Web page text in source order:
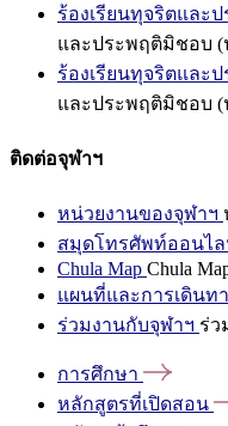
ร้องเรียนทุจริตและ
และประพฤติมิชอบ (
ร้องเรียนทุจริตและ
และประพฤติมิชอบ (
ติดต่อจุฬาฯ
หน่วยงานของจุฬาฯ
สมุดโทรศัพท์ออนไ
Chula Map Chula
แผนที่และการเดินท
ร่วมงานกับจุฬาฯ ร่ว
การศึกษา
หลักสูตรที่เปิดสอน